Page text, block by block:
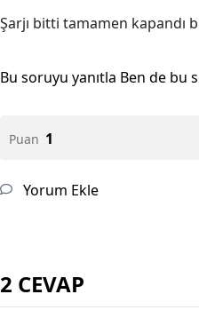
Şarjı bitti tamamen kapandı
Bu soruyu yanıtla Ben de bu
Puan 1
Yorum Ekle
2 CEVAP